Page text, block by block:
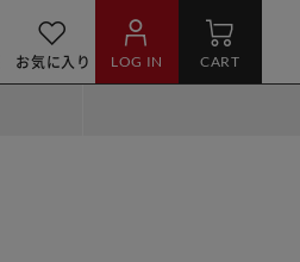
お気に入り LOG IN CART